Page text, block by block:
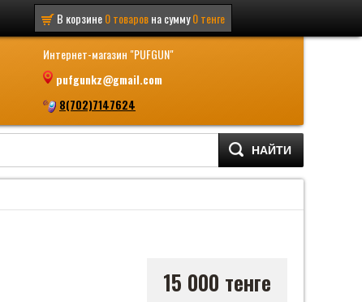
В корзине0товаровна сумму0тенге
Интернет-магазин "PUFGUN"
pufgunkz@gmail.com
8(702)7147624
НАЙТИ
15 000 тенге